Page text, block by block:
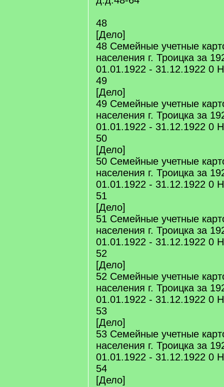
48
[Дело]
48 Семейные учетные
населения г. Троицка за
01.01.1922 - 31.12.1922 0
49
[Дело]
49 Семейные учетные
населения г. Троицка за
01.01.1922 - 31.12.1922 0
50
[Дело]
50 Семейные учетные
населения г. Троицка за
01.01.1922 - 31.12.1922 0
51
[Дело]
51 Семейные учетные
населения г. Троицка за
01.01.1922 - 31.12.1922 0
52
[Дело]
52 Семейные учетные
населения г. Троицка за
01.01.1922 - 31.12.1922 0
53
[Дело]
53 Семейные учетные
населения г. Троицка за
01.01.1922 - 31.12.1922 0
54
[Дело]